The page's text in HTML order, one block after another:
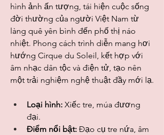
hình ảnh ấn tượng, tái hiện cuộc sống
đời thường của người Việt Nam từ
làng quê yên bình đến phố thị náo
nhiệt. Phong cách trình diễn mang hơi
hướng Cirque du Soleil, kết hợp với
âm nhạc dân tộc và điện tử, tạo nên
một trải nghiệm nghệ thuật đầy mới lạ.
Loại hình: Xiếc tre, múa đương
đại.
Điểm nổi bật: Đạo cụ tre nứa, âm